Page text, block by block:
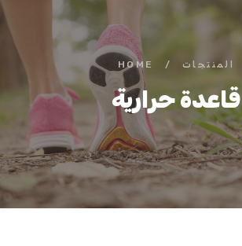
HOME / المنتجات
قاعدة حرارية